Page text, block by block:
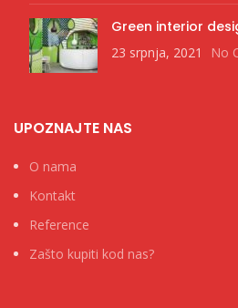
Green interior
23 srpnja, 2021 No
UPOZNAJTE NAS
O nama
Kontakt
Reference
Zašto kupiti kod nas?